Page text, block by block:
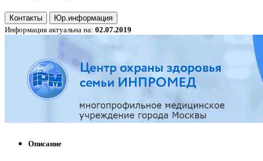
Контакты
Юр.информация
Информация актуальна на: 02.07.2019
Описание